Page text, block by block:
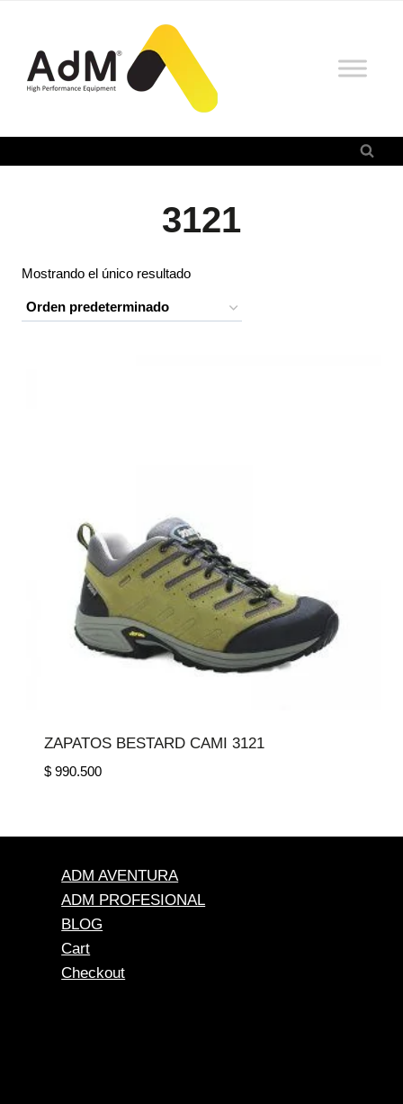
contenido
3121
Mostrando el único resultado
ZAPATOS BESTARD CAMI 3121
$990.500
ADM AVENTURA
ADM PROFESIONAL
BLOG
Cart
Checkout